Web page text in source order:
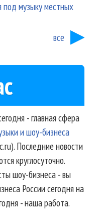
под музыку местных
все
- главная сфера
и шоу-бизнеса
Последние новости
круглосуточно.
шоу-бизнеса - вы
России сегодня на
- наша работа.